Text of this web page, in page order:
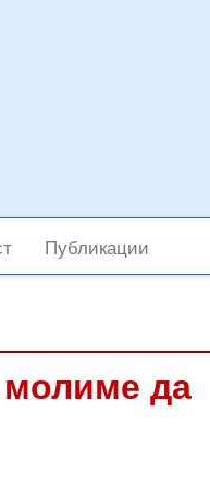
Публикации
молиме да